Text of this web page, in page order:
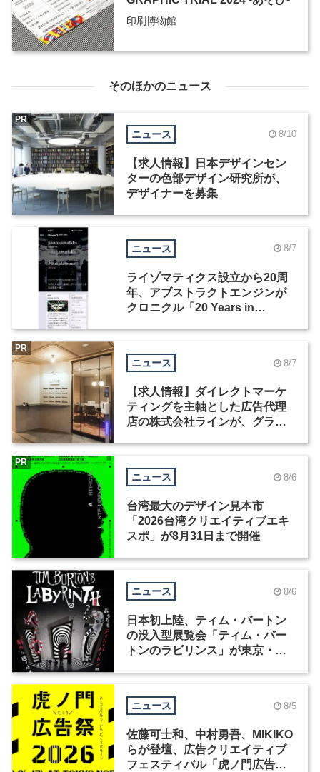
印刷博物館
そのほかのニュース
ニュース 8/10
【求人情報】日本デザインセン
ターの色部デザイン研究所が、
デザイナーを募集
PR
ニュース 8/7
ライゾマティクス設立から20周
年、アブストラクトエンジンが
クロニクル「20 Years in
ニュース 8/7
【求人情報】ダイレクトマーケ
ティングを主軸とした広告代理
店の株式会社ラインが、グラフ
PR
ニュース 8/6
台湾最大のデザイン見本市
「2026台湾クリエイティブエキ
スポ」が8月31日まで開催
PR
ニュース 8/6
日本初上陸、ティム・バートン
の没入型展覧会「ティム・バー
トンのラビリンス」が東京・豊
ニュース 8/5
佐藤可士和、中村勇吾、MIKIKO
らが登壇、広告クリエイティブ
フェスティバル「虎ノ門広告